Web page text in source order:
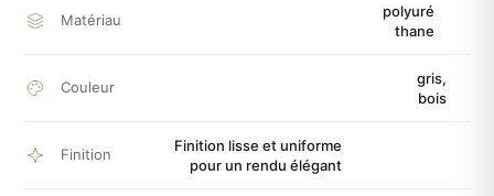
Matériau
polyuré
thane
Couleur
gris,
bois
Finition
Finition lisse et uniforme
pour un rendu élégant